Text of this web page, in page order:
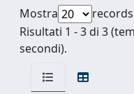
Mostra
records
Risultati 1 - 3 di 3
secondi).